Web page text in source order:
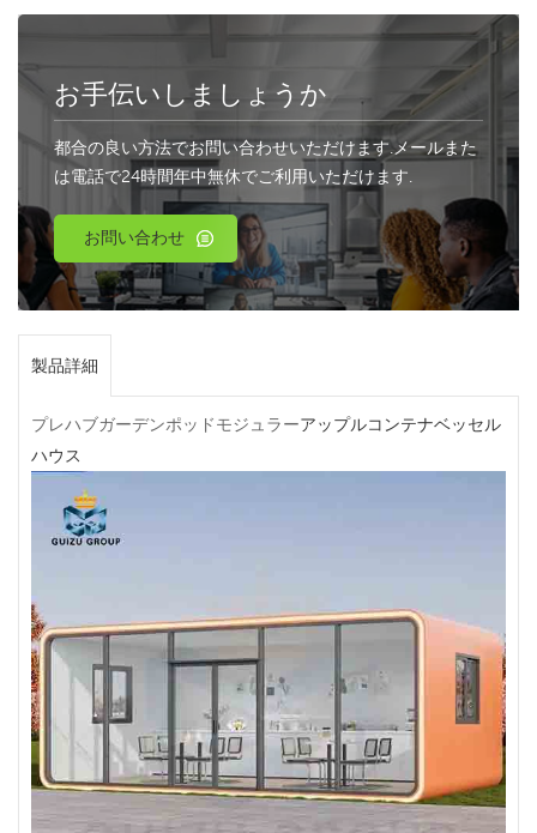
お手伝いしましょうか
都合の良い方法でお問い合わせいただけます.メールまた
は電話で24時間年中無休でご利用いただけます.
お問い合わせ
製品詳細
プレハブガーデンポッドモジュラーアップルコンテナベッセル
ハウス